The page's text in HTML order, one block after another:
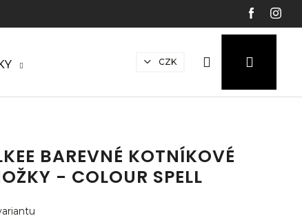
CZK Hledat
BAREVNÉ KOTNÍKOVÉ
- COLOUR SPELL